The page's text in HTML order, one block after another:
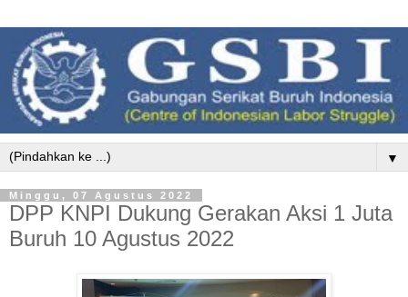
▼
Minggu, 07 Agustus 2022
DPP KNPI Dukung Gerakan Aksi 1 Juta
Buruh 10 Agustus 2022